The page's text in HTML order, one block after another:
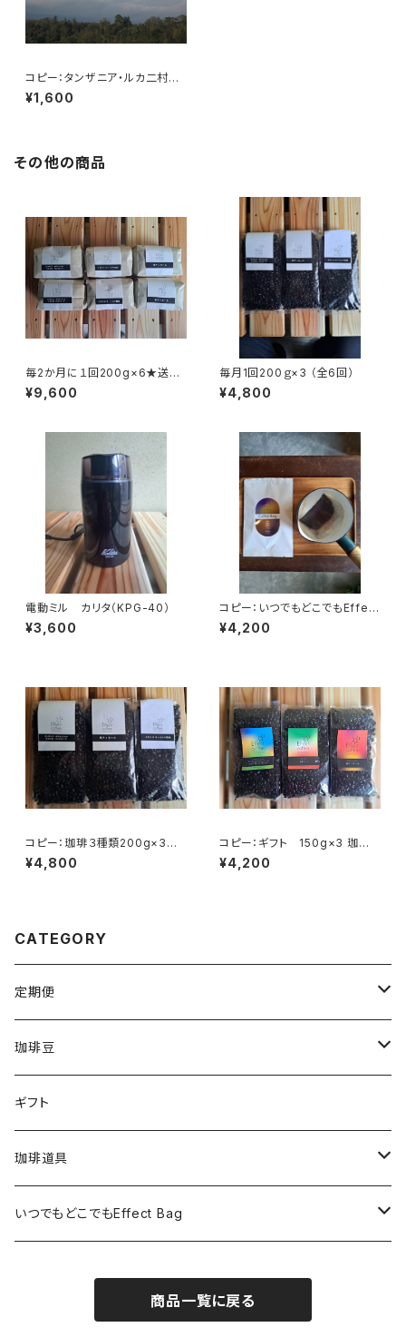
コピー：タンザニア・ルカ二村
フェアトレード 200g
¥1,600
その他の商品
毎2か月に１回200g×6★送料
無料（全6回）
¥9,600
毎月1回200ｇ×3 （全6回）
¥4,800
電動ミル カリタ（KPG-40）
¥3,600
コピー：いつでもどこでもEffect
coffee Bag(22袋入り)2袋お
まけ
¥4,200
コピー：珈琲３種類200g×3
タンザニアルカ二村・東ティモー
ル・メキシコ
¥4,800
コピー：ギフト 150g×3 珈琲３
種
¥4,200
CATEGORY
定期便
毎月1回200ｇ×3 ※送料込み（全6回）
毎月１回200g×6※送料無料（全6回）
毎２週間１回200g×3※送料込み（全12回）
毎2か月１回200g×6★送料無料（全６回）
毎月1回Effect coffeeBag22個入り
珈琲豆
タンザニア・ルカ二村フェアトレード200g
東ティモール フェアトレードオーガニック200g
メキシコ ヌーイエテ農園 200g
ペルー アンデスブルー200g
ギフト
珈琲道具
手動ミル カリタKH-10BK
電動ミル カリタKPG-40
いつでもどこでもEffect Bag
いつでもどこでもEffect Bag(7袋入り)
商品一覧に戻る